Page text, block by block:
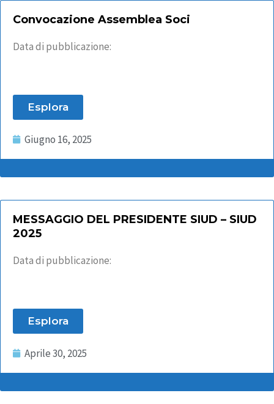
Convocazione Assemblea Soci
Data di pubblicazione:
Esplora
Giugno 16, 2025
MESSAGGIO DEL PRESIDENTE SIUD – SIUD
2025
Data di pubblicazione:
Esplora
Aprile 30, 2025